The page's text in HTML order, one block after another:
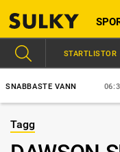
VANN 06:31
STARTLISTOR
Tagg